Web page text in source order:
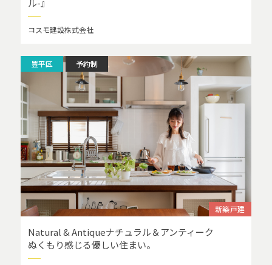
ル-』
コスモ建設株式会社
新築戸建
豊平区 予約制
Natural & Antiqueナチュラル＆アンティーク
ぬくもり感じる優しい住まい。